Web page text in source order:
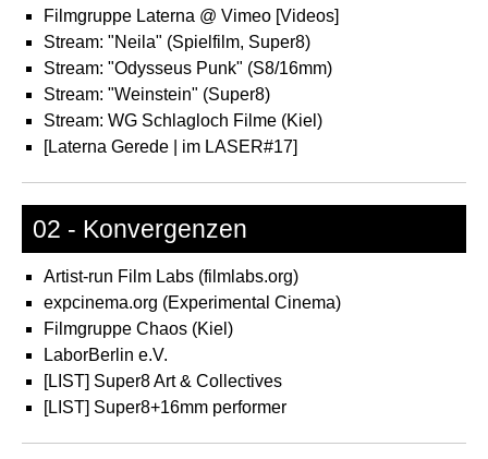
Filmgruppe Laterna @ Vimeo [Videos]
Stream: "Neila" (Spielfilm, Super8)
Stream: "Odysseus Punk" (S8/16mm)
Stream: "Weinstein" (Super8)
Stream: WG Schlagloch Filme (Kiel)
[Laterna Gerede | im LASER#17]
02 - Konvergenzen
Artist-run Film Labs (filmlabs.org)
expcinema.org (Experimental Cinema)
Filmgruppe Chaos (Kiel)
LaborBerlin e.V.
[LIST] Super8 Art & Collectives
[LIST] Super8+16mm performer